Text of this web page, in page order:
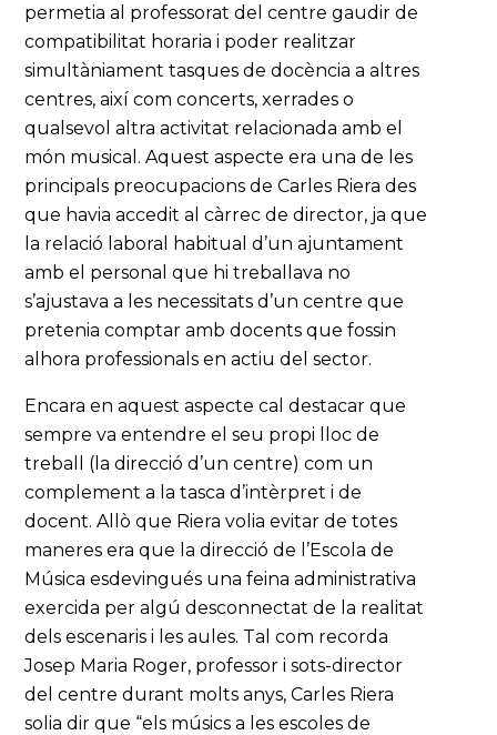
permetia al professorat del centre gaudir de
compatibilitat horaria i poder realitzar
simultàniament tasques de docència a altres
centres, així com concerts, xerrades o
qualsevol altra activitat relacionada amb el
món musical. Aquest aspecte era una de les
principals preocupacions de Carles Riera des
que havia accedit al càrrec de director, ja que
la relació laboral habitual d’un ajuntament
amb el personal que hi treballava no
s’ajustava a les necessitats d’un centre que
pretenia comptar amb docents que fossin
alhora professionals en actiu del sector.
Encara en aquest aspecte cal destacar que
sempre va entendre el seu propi lloc de
treball (la direcció d’un centre) com un
complement a la tasca d’intèrpret i de
docent. Allò que Riera volia evitar de totes
maneres era que la direcció de l’Escola de
Música esdevingués una feina administrativa
exercida per algú desconnectat de la realitat
dels escenaris i les aules. Tal com recorda
Josep Maria Roger, professor i sots-director
del centre durant molts anys, Carles Riera
solia dir que “els músics a les escoles de